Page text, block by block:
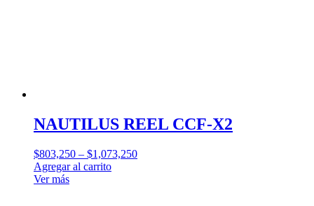
NAUTILUS REEL CCF-X2
$803,250 – $1,073,250
Agregar al carrito
Ver más